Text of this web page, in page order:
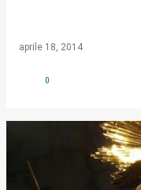
aprile 18, 2014
0